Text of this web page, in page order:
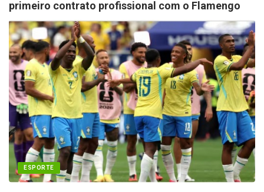
primeiro contrato profissional com o Flamengo
ESPORTE